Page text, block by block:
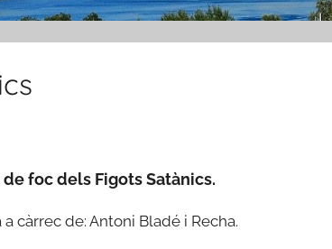
de foc dels Figots Satànics.
càrrec de: Antoni Bladé i Recha.